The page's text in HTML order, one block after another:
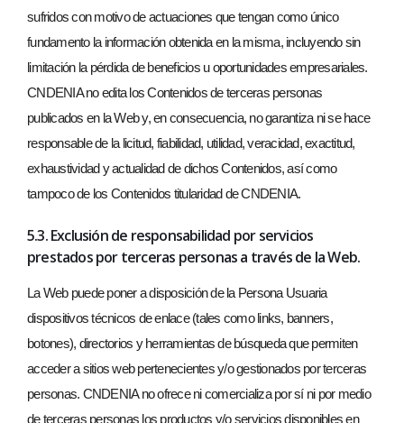
sufridos con motivo de actuaciones que tengan como único
fundamento la información obtenida en la misma, incluyendo sin
limitación la pérdida de beneficios u oportunidades empresariales.
CNDENIA no edita los Contenidos de terceras personas
publicados en la Web y, en consecuencia, no garantiza ni se hace
responsable de la licitud, fiabilidad, utilidad, veracidad, exactitud,
exhaustividad y actualidad de dichos Contenidos, así como
tampoco de los Contenidos titularidad de CNDENIA.
5.3. Exclusión de responsabilidad por servicios
prestados por terceras personas a través de la Web.
La Web puede poner a disposición de la Persona Usuaria
dispositivos técnicos de enlace (tales como links, banners,
botones), directorios y herramientas de búsqueda que permiten
acceder a sitios web pertenecientes y/o gestionados por terceras
personas. CNDENIA no ofrece ni comercializa por sí ni por medio
de terceras personas los productos y/o servicios disponibles en